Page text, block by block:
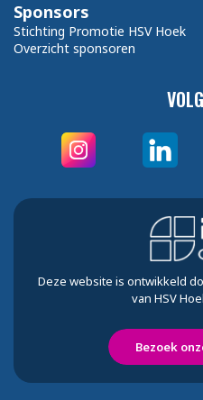
Sponsors
Stichting Promotie HSV Hoek
Overzicht sponsoren
Deze website is ontwikkeld
van HSV
Bezoek